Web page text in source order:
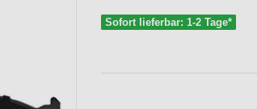
Sofort lieferbar: 1-2 Tage*